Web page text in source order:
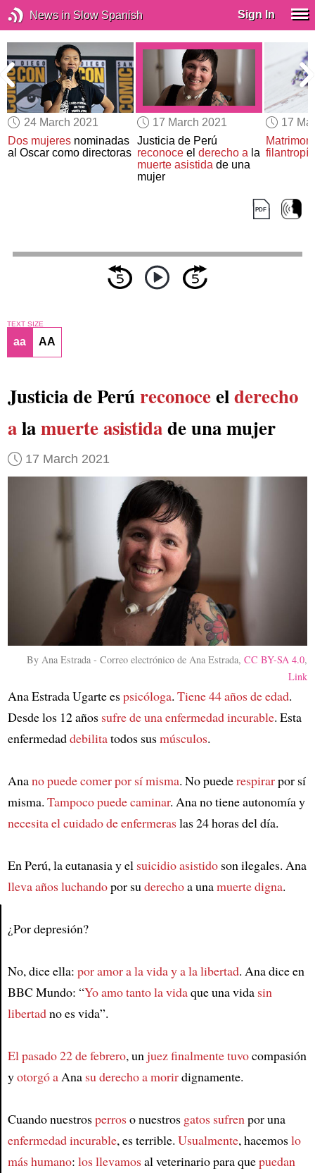
News in Slow Spanish Sign In
24 March 2021
Dos mujeres nominadas
al Oscar como directoras
17 March 2021
Justicia de Perú
reconoceel derecho ala
muerte asistidade una
mujer
17
filantropía
TEXT SIZE
aa AA
Justicia de Perúreconoceelderecho
alamuerte asistidade una mujer
17 March 2021
By Ana Estrada - Correo electrónico de Ana Estrada,CC BY-SA 4.0,
Link
Ana Estrada Ugarte espsicóloga. Tiene 44 años de edad.
Desde los 12 años sufre de una enfermedad incurable. Esta
enfermedaddebilitatodos susmúsculos.
Anano puede comer por sí misma. No puederespirarpor sí
misma. Tampoco puede caminar. Ana no tiene autonomía y
necesita el cuidado de enfermeraslas 24 horas del día.
En Perú, la eutanasia y el suicidio asistidoson ilegales. Ana
lleva años luchandopor suderechoa unamuerte digna.
¿Por depresión?
No, dice ella: por amor a la vida y a la libertad. Ana dice en
BBC Mundo: “Yo amo tanto la vidaque una vida sin
libertadno es vida”.
El pasado 22 de febrero, unjuezfinalmente tuvocompasión
yotorgó aAna su derecho a morirdignamente.
Cuando nuestrosperroso nuestros gatos sufrenpor una
enfermedad incurable, es terrible. Usualmente, hacemoslo
más humano: los llevamosal veterinario para quepuedan